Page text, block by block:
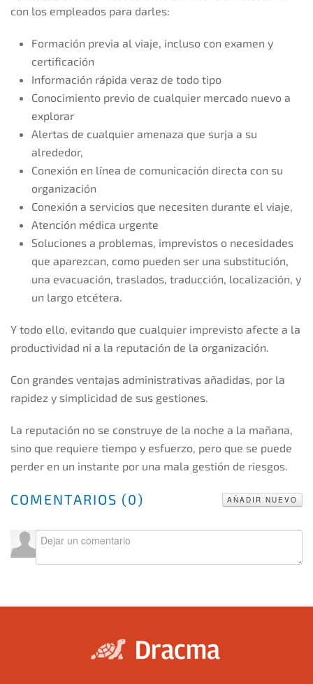
con los empleados para darles:
Formación previa al viaje, incluso con examen y
certificación
Información rápida veraz de todo tipo
Conocimiento previo de cualquier mercado nuevo a
explorar
Alertas de cualquier amenaza que surja a su
alrededor,
Conexión en línea de comunicación directa con su
organización
Conexión a servicios que necesiten durante el viaje,
Atención médica urgente
Soluciones a problemas, imprevistos o necesidades
que aparezcan, como pueden ser una substitución,
una evacuación, traslados, traducción, localización, y
un largo etcétera.
Y todo ello, evitando que cualquier imprevisto afecte a la
productividad ni a la reputación de la organización.
Con grandes ventajas administrativas añadidas, por la
rapidez y simplicidad de sus gestiones.
La reputación no se construye de la noche a la mañana,
sino que requiere tiempo y esfuerzo, pero que se puede
perder en un instante por una mala gestión de riesgos.
COMENTARIOS (0) AÑADIR NUEVO